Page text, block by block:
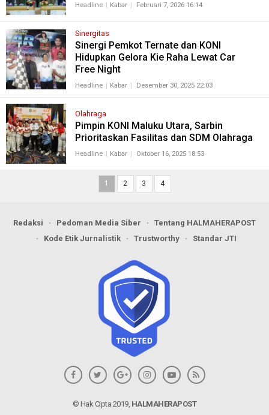
Headline Kabar Februari 7, 2026 16:14
Sinergitas
Sinergi Pemkot Ternate dan KONI
Hidupkan Gelora Kie Raha Lewat Car
Free Night
Headline Kabar Desember 30, 2025 22:03
Olahraga
Pimpin KONI Maluku Utara, Sarbin
Prioritaskan Fasilitas dan SDM Olahraga
Headline Kabar Oktober 16, 2025 18:53
1 2 3 4
Redaksi Pedoman Media Siber
Tentang HALMAHERAPOST
Kode Etik Jurnalistik
Trustworthy Standar JTI
© Hak Cipta 2019, HALMAHERAPOST